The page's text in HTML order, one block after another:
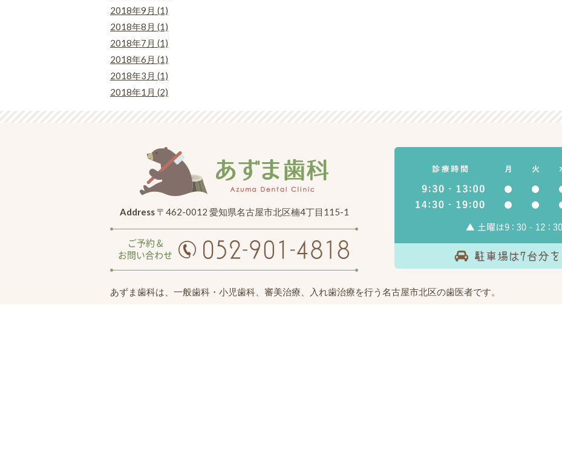
2018年9月 (1)
2018年8月 (1)
2018年7月 (1)
2018年6月 (1)
2018年3月 (1)
2018年1月 (2)
Address〒462-0012 愛知県名古屋市北区楠4丁目115-1
あずま歯科は、一般歯科・小児歯科、審美治療、入れ歯治療を行う名古屋市北区の歯医者です。